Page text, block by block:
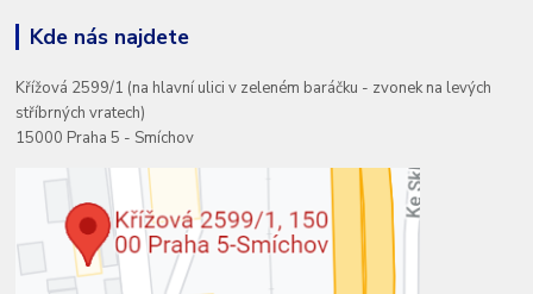
Kde nás najdete
Křížová 2599/1 (na hlavní ulici v zeleném baráčku - zvonek na levých
stříbrných vratech)
15000 Praha 5 - Smíchov